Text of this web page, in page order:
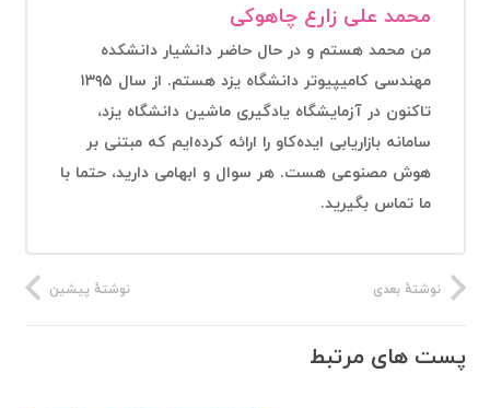
محمد علی زارع چاهوکی
من محمد هستم و در حال حاضر دانشیار دانشکده
مهندسی کامیپیوتر دانشگاه یزد هستم. از سال ۱۳۹۵
تاکنون در آزمایشگاه یادگیری ماشین دانشگاه یزد،
سامانه بازاریابی ایده‌کاو را ارائه کرده‌ایم که مبتنی بر
هوش مصنوعی هست. هر سوال و ابهامی دارید، حتما با
ما تماس بگیرید.
نوشتهٔ پیشین نوشتهٔ بعدی
پست های مرتبط